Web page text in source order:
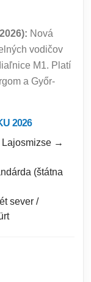
Nová
vodičov
M1. Platí
a Győr-
2026
Lajosmizse →
(štátna
sever /